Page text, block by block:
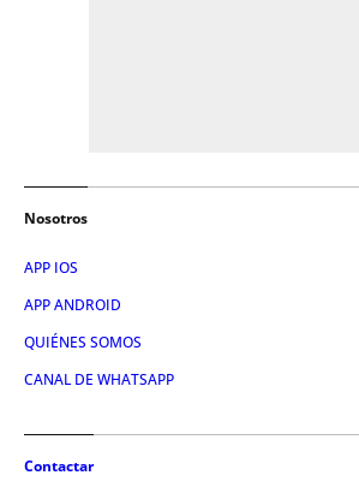
Nosotros
APP IOS
APP ANDROID
QUIÉNES SOMOS
CANAL DE WHATSAPP
Contactar